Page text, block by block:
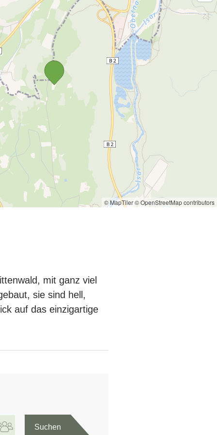
© MapTiler© OpenStreetMap contributors
mit ganz viel
sie sind hell,
auf das einzigartige
Suchen